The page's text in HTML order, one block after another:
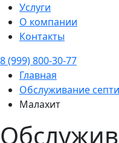
Услуги
О компании
Контакты
8 (999) 800-30-77
Главная
Обслуживание
Малахит